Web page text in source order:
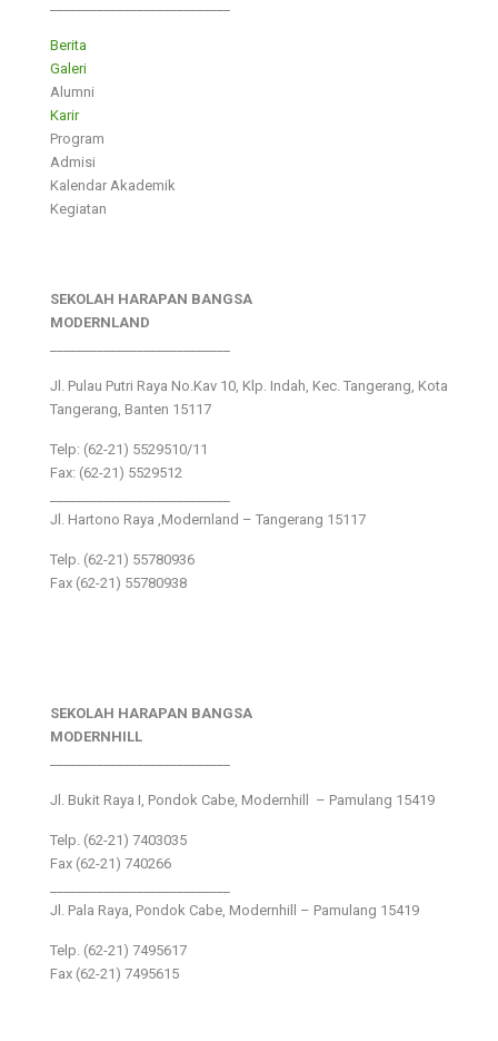
Berita
Galeri
Alumni
Karir
Program
Admisi
Kalendar Akademik
Kegiatan
SEKOLAH HARAPAN BANGSA
MODERNLAND
Jl. Pulau Putri Raya No.Kav 10, Klp. Indah, Kec. Tangerang, Kota
Tangerang, Banten 15117
Telp: (62-21) 5529510/11
Fax: (62-21) 5529512
Jl. Hartono Raya ,Modernland – Tangerang 15117
Telp. (62-21) 55780936
Fax (62-21) 55780938
SEKOLAH HARAPAN BANGSA
MODERNHILL
Jl. Bukit Raya I, Pondok Cabe, Modernhill – Pamulang 15419
Telp. (62-21) 7403035
Fax (62-21) 740266
Jl. Pala Raya, Pondok Cabe, Modernhill – Pamulang 15419
Telp. (62-21) 7495617
Fax (62-21) 7495615